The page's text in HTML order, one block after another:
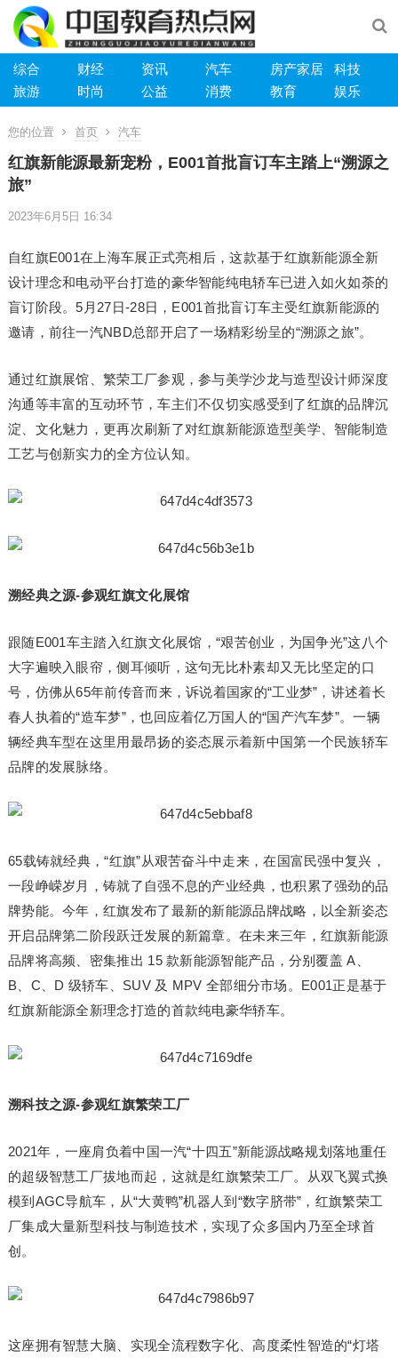
综合 财经 资讯 汽车 房产家居
科技
旅游
时尚 公益 消费 教育 娱乐
您的位置 首页 汽车
红旗新能源最新宠粉，E001首批盲订车主踏上“溯源之
旅”
2023年6月5日 16:34
自红旗E001在上海车展正式亮相后，这款基于红旗新能源全新
设计理念和电动平台打造的豪华智能纯电轿车已进入如火如荼的
盲订阶段。5月27日-28日，E001首批盲订车主受红旗新能源的
邀请，前往一汽NBD总部开启了一场精彩纷呈的“溯源之旅”。
通过红旗展馆、繁荣工厂参观，参与美学沙龙与造型设计师深度
沟通等丰富的互动环节，车主们不仅切实感受到了红旗的品牌沉
淀、文化魅力，更再次刷新了对红旗新能源造型美学、智能制造
工艺与创新实力的全方位认知。
溯经典之源-参观红旗文化展馆
跟随E001车主踏入红旗文化展馆，“艰苦创业，为国争光”这八个
大字遍映入眼帘，侧耳倾听，这句无比朴素却又无比坚定的口
号，仿佛从65年前传音而来，诉说着国家的“工业梦”，讲述着长
春人执着的“造车梦”，也回应着亿万国人的“国产汽车梦”。一辆
辆经典车型在这里用最昂扬的姿态展示着新中国第一个民族轿车
品牌的发展脉络。
65载铸就经典，“红旗”从艰苦奋斗中走来，在国富民强中复兴，
一段峥嵘岁月，铸就了自强不息的产业经典，也积累了强劲的品
牌势能。今年，红旗发布了最新的新能源品牌战略，以全新姿态
开启品牌第二阶段跃迁发展的新篇章。在未来三年，红旗新能源
品牌将高频、密集推出 15 款新能源智能产品，分别覆盖 A、
B、C、D 级轿车、SUV 及 MPV 全部细分市场。E001正是基于
红旗新能源全新理念打造的首款纯电豪华轿车。
溯科技之源-参观红旗繁荣工厂
2021年，一座肩负着中国一汽“十四五”新能源战略规划落地重任
的超级智慧工厂拔地而起，这就是红旗繁荣工厂。从双飞翼式换
模到AGC导航车，从“大黄鸭”机器人到“数字脐带”，红旗繁荣工
厂集成大量新型科技与制造技术，实现了众多国内乃至全球首
创。
这座拥有智慧大脑、实现全流程数字化、高度柔性智造的“灯塔